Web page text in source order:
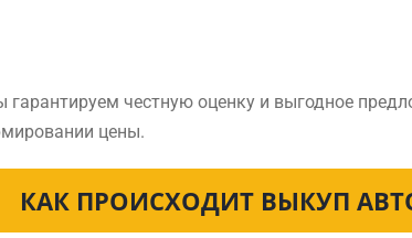
честную оценку и выгодное
цены.
КАК ПРОИСХОДИТ ВЫКУП